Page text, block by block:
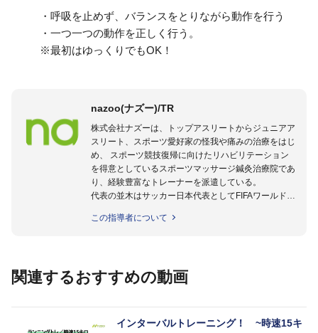
・呼吸を止めず、バランスをとりながら動作を行う
・一つ一つの動作を正しく行う。
※最初はゆっくりでもOK！
nazoo(ナズー)/TR
株式会社ナズーは、トップアスリートからジュニアア
スリート、スポーツ愛好家の怪我や痛みの治療をはじ
め、 スポーツ競技復帰に向けたリハビリテーション
を得意としているスポーツマッサージ鍼灸治療院であ
り、経験豊富なトレーナーを派遣している。
代表の並木はサッカー日本代表としてFIFAワールドカ
のほかU-23日本代表のアスレティックトレーナーと
世代のサッカーを中心に、WJBL、社会人ラグビー、
を派遣している。
さらには講演会やセミナー、専門学校などの教育機関
この指導者について
関連するおすすめの動画
インターバルトレーニング！ ~時速15キ